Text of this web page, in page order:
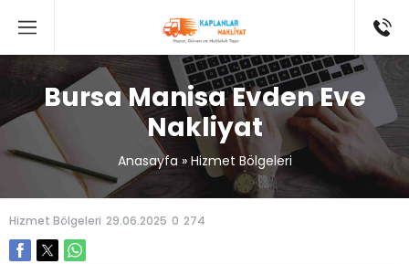
Bursa Manisa Evden Eve
Nakliyat
Anasayfa» Hizmet Bölgeleri
Hizmet Bölgeleri 29.06.2025 0 274